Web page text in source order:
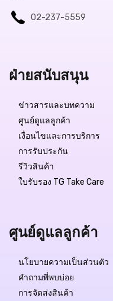
02-237-5559
ฝ่ายสนับสนุน
ข่าวสารและบทความ
ศูนย์ดูแลลูกค้า
เงื่อนไขและการบริการ
การรับประกัน
รีวิวสินค้า
ใบรับรอง TG Take Care
ศูนย์ดูแลลูกค้า
นโยบายความเป็นส่วนตัว
คำถามพี่พบบ่อย
การจัดส่งสินค้า